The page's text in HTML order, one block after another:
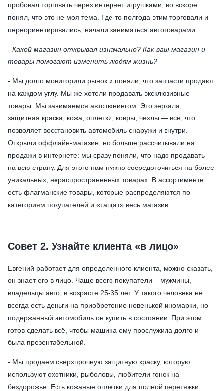
пробовал торговать через интернет игрушками, но вскоре
понял, что это не моя тема. Где-то полгода этим торговали и
переориентировались, начали заниматься автотоварами.
- Какой магазин открывал изначально? Как ваш магазин и
товары помогают изменить людям жизнь?
- Мы долго мониторили рынок и поняли, что запчасти продают
на каждом углу. Мы же хотели продавать эксклюзивные
товары. Мы занимаемся автотюнингом. Это зеркала,
защитная краска, кожа, оплетки, ковры, чехлы — все, что
позволяет восстановить автомобиль снаружи и внутри.
Открыли оффлайн-магазин, но больше рассчитывали на
продажи в интернете: мы сразу поняли, что надо продавать
на всю страну. Для этого нам нужно сосредоточиться на более
уникальных, нераспространенных товарах. В ассортименте
есть флагманские товары, которые распределяются по
категориям покупателей и «тащат» весь магазин.
Совет 2. Узнайте клиента «в лицо»
Евгений работает для определенного клиента, можно сказать,
он знает его в лицо. Чаще всего покупатели – мужчины,
владельцы авто, в возрасте 25-35 лет. У такого человека не
всегда есть деньги на приобретение новенькой иномарки, но
подержанный автомобиль он купить в состоянии. При этом
готов сделать всё, чтобы машина ему прослужила долго и
была презентабельной.
- Мы продаем сверхпрочную защитную краску, которую
используют охотники, рыболовы, любители гонок на
бездорожье. Есть кожаные оплетки для полной перетяжки